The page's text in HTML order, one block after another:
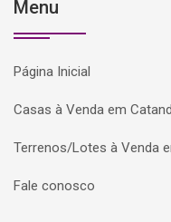
Menu
Página Inicial
Casas à Venda em
Terrenos/Lotes à Venda
Fale conosco